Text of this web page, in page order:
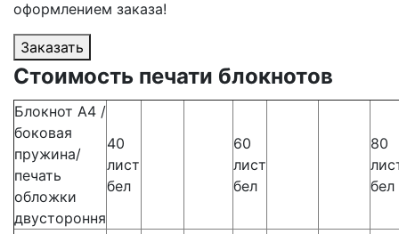
оформлением заказа!
Заказать
Стоимость печати блокнотов
Блокнот А4 /
боковая
пружина/
печать
обложки
двустороння
40
лист
бел
60
лист
бел
80
бел